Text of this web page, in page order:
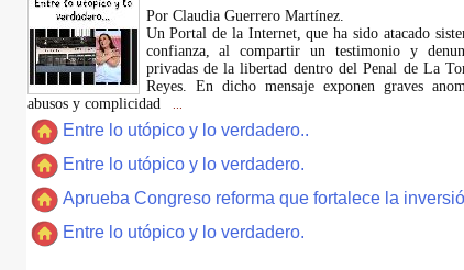
Por Claudia Guerrero Martínez.
​Un Portal de la Internet, que ha sido atacado
confianza, al compartir un testimonio y
privadas de la libertad dentro del Penal de La
Reyes. En dicho mensaje exponen graves
abusos y complicidad
Entre lo utópico y lo verdadero..
Entre lo utópico y lo verdadero.
Aprueba Congreso reforma que fortalece la
Entre lo utópico y lo verdadero.